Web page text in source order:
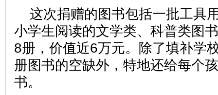
这次捐赠的图书包括一批工具
小学生阅读的文学类、科普类图
8册，价值近6万元。除了填补学
册图书的空缺外，特地还给每个
书。